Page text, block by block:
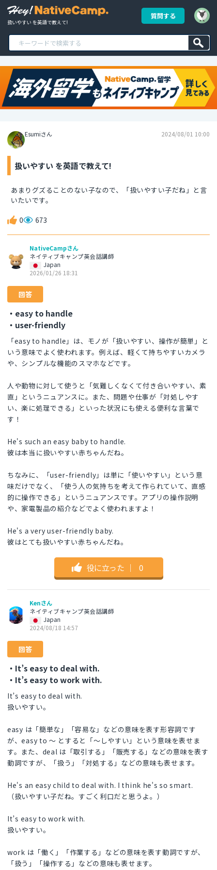
扱いやすい を英語で教えて!
質問する
Esumiさん 2024/08/01 10:00
扱いやすい を英語で教えて!
あまりグズることのない子なので、「扱いやすい子だね」と言
いたいです。
0 673
NativeCampさん
ネイティブキャンプ英会話講師
Japan
2026/01/26 18:31
回答
・easy to handle
・user-friendly
「easy to handle」は、モノが「扱いやすい、操作が簡単」と
いう意味でよく使われます。例えば、軽くて持ちやすいカメラ
や、シンプルな機能のスマホなどです。
人や動物に対して使うと「気難しくなくて付き合いやすい、素
直」というニュアンスに。また、問題や仕事が「対処しやす
い、楽に処理できる」といった状況にも使える便利な言葉で
す！
He's such an easy baby to handle.
彼は本当に扱いやすい赤ちゃんだね。
ちなみに、「user-friendly」は単に「使いやすい」という意
味だけでなく、「使う人の気持ちを考えて作られていて、直感
的に操作できる」というニュアンスです。アプリの操作説明
や、家電製品の紹介などでよく使われますよ！
He's a very user-friendly baby.
彼はとても扱いやすい赤ちゃんだね。
役に立った ｜ 0
Kenさん
ネイティブキャンプ英会話講師
Japan
2024/08/18 14:57
回答
・It’s easy to deal with.
・It’s easy to work with.
It’s easy to deal with.
扱いやすい。
easy は「簡単な」「容易な」などの意味を表す形容詞です
が、easy to 〜 とすると「〜しやすい」という意味を表せま
す。また、deal は「取引する」「販売する」などの意味を表す
動詞ですが、「扱う」「対処する」などの意味も表せます。
He's an easy child to deal with. I think he's so smart.
（扱いやすい子だね。すごく利口だと思うよ。）
It’s easy to work with.
扱いやすい。
work は「働く」「作業する」などの意味を表す動詞ですが、
「扱う」「操作する」などの意味も表せます。